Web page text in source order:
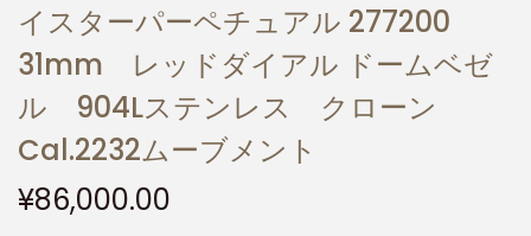
イスターパーペチュアル 277200
31mm レッドダイアル ドームベゼ
ル 904Lステンレス クローン
Cal.2232ムーブメント
¥86,000.00